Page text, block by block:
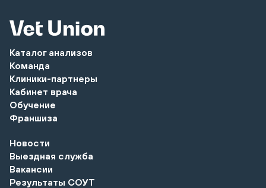
Каталог анализов
Команда
Клиники-партнеры
Кабинет врача
Обучение
Франшиза
Новости
Выездная служба
Вакансии
Результаты СОУТ